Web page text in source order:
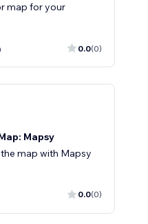
map for your
0.0(0)
Mapsy
map with Mapsy
0.0(0)